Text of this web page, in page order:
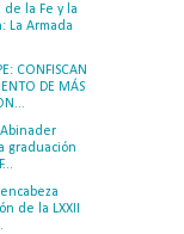
de la Fe y la
La Armada
CONFISCAN
DE MÁS
graduación
de la LXXII